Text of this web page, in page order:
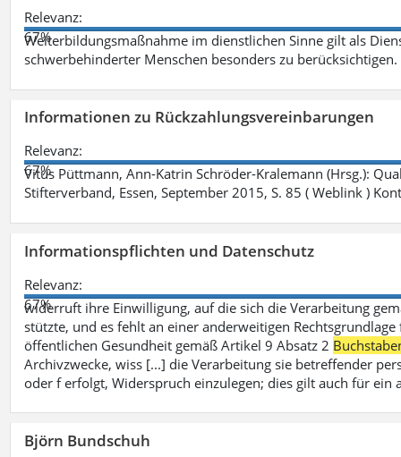
Relevanz:
67%
Weiterbildungsmaßnahme im dienstlichen Sinne gilt als
schwerbehinderter Menschen besonders zu berücksichtigen.
Informationen zu Rückzahlungsvereinbarungen
Relevanz:
67%
Vitus Püttmann, Ann-Katrin Schröder-Kralemann (Hrsg.):
Stifterverband, Essen, September 2015, S. 85 ( Weblink )
Informationspflichten und Datenschutz
Relevanz:
67%
widerruft ihre Einwilligung, auf die sich die Verarbeitung
stützte, und es fehlt an einer anderweitigen
öffentlichen Gesundheit gemäß Artikel 9 Absatz 2
Archivzwecke, wiss [...] die Verarbeitung sie betreffender
oder f erfolgt, Widerspruch einzulegen; dies gilt auch für ein
Björn Bundschuh